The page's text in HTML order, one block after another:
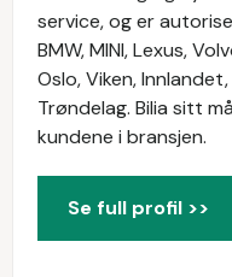
service, og er
BMW, MINI, Lexus,
Oslo, Viken,
Trøndelag. Bilia sitt
kundene i bransjen.
Se full profil >>